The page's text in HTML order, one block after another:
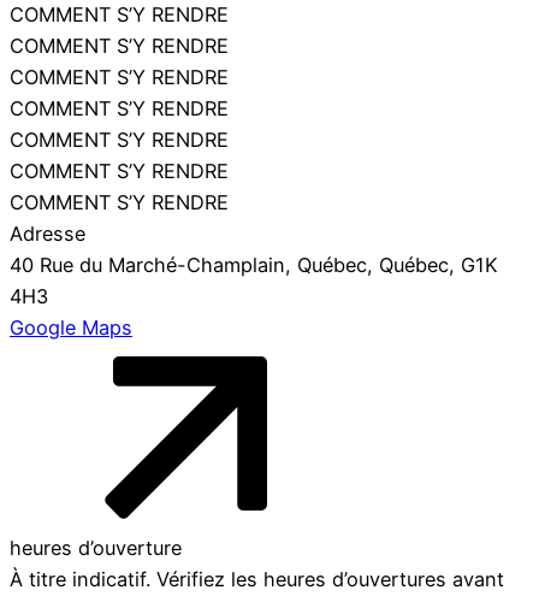
COMMENT S’Y RENDRE
COMMENT S’Y RENDRE
COMMENT S’Y RENDRE
COMMENT S’Y RENDRE
COMMENT S’Y RENDRE
COMMENT S’Y RENDRE
COMMENT S’Y RENDRE
Adresse
40 Rue du Marché-Champlain, Québec, Québec, G1K
4H3
Google Maps
heures d’ouverture
À titre indicatif. Vérifiez les heures d’ouvertures avant